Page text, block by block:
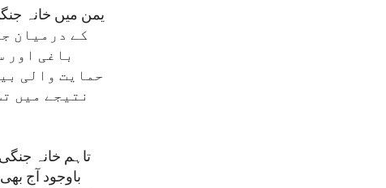
کے درمیان
باغی اور
حمایت والی
نتیجے میں
تاہم خانہ
باوجود آج